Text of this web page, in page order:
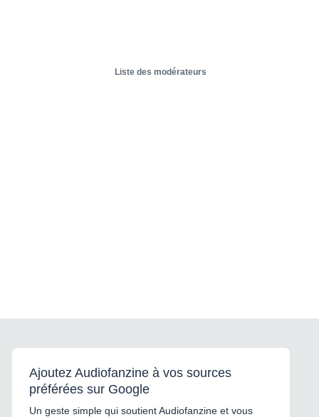
Liste des modérateurs
Ajoutez Audiofanzine à vos sources
préférées sur Google
Un geste simple qui soutient Audiofanzine et vous